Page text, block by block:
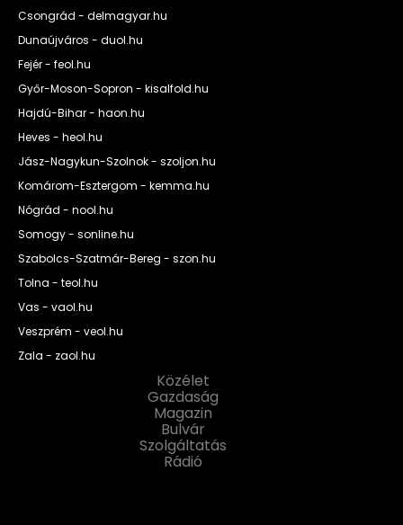
Csongrád - delmagyar.hu
Dunaújváros - duol.hu
Fejér - feol.hu
Győr-Moson-Sopron - kisalfold.hu
Hajdú-Bihar - haon.hu
Heves - heol.hu
Jász-Nagykun-Szolnok - szoljon.hu
Komárom-Esztergom - kemma.hu
Nógrád - nool.hu
Somogy - sonline.hu
Szabolcs-Szatmár-Bereg - szon.hu
Tolna - teol.hu
Vas - vaol.hu
Veszprém - veol.hu
Zala - zaol.hu
Közélet
Gazdaság
Magazin
Bulvár
Szolgáltatás
Rádió